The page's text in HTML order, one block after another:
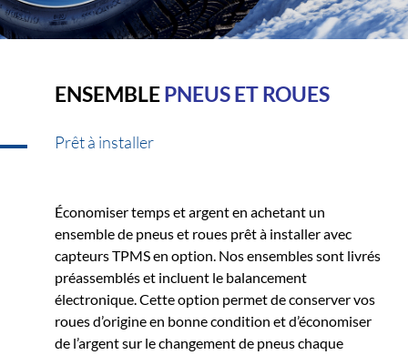
ENSEMBLEPNEUS ET ROUES
Prêt à installer
Économiser temps et argent en achetant un
ensemble de pneus et roues prêt à installer avec
capteurs TPMS en option. Nos ensembles sont livrés
préassemblés et incluent le balancement
électronique. Cette option permet de conserver vos
roues d’origine en bonne condition et d’économiser
de l’argent sur le changement de pneus chaque